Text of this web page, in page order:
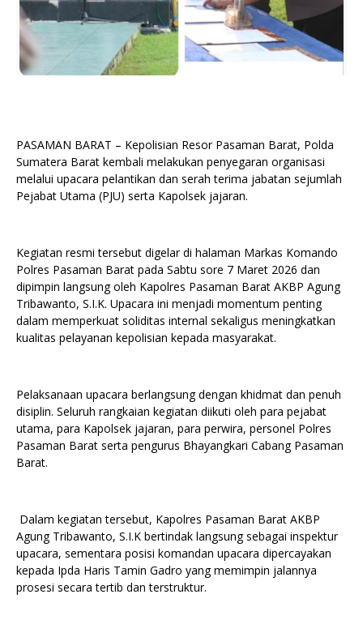
PASAMAN BARAT – Kepolisian Resor Pasaman Barat, Polda
Sumatera Barat kembali melakukan penyegaran organisasi
melalui upacara pelantikan dan serah terima jabatan sejumlah
Pejabat Utama (PJU) serta Kapolsek jajaran.
Kegiatan resmi tersebut digelar di halaman Markas Komando
Polres Pasaman Barat pada Sabtu sore 7 Maret 2026 dan
dipimpin langsung oleh Kapolres Pasaman Barat AKBP Agung
Tribawanto, S.I.K. Upacara ini menjadi momentum penting
dalam memperkuat soliditas internal sekaligus meningkatkan
kualitas pelayanan kepolisian kepada masyarakat.
Pelaksanaan upacara berlangsung dengan khidmat dan penuh
disiplin. Seluruh rangkaian kegiatan diikuti oleh para pejabat
utama, para Kapolsek jajaran, para perwira, personel Polres
Pasaman Barat serta pengurus Bhayangkari Cabang Pasaman
Barat.
Dalam kegiatan tersebut, Kapolres Pasaman Barat AKBP
Agung Tribawanto, S.I.K bertindak langsung sebagai inspektur
upacara, sementara posisi komandan upacara dipercayakan
kepada Ipda Haris Tamin Gadro yang memimpin jalannya
prosesi secara tertib dan terstruktur.